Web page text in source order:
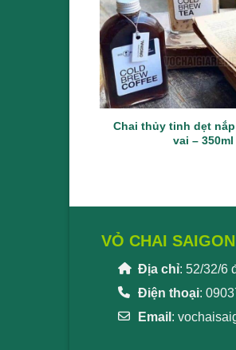
Chai thủy tinh dẹt
vai – 350ml
VỎ CHAI SAIGON
Địa chỉ: 52/32/6
Điện thoại:
Email :